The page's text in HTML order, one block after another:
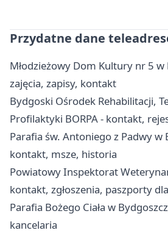
Przydatne dane
Młodzieżowy Dom Kultury nr 5 w
zajęcia, zapisy, kontakt
Bydgoski Ośrodek Rehabilitacji,
Profilaktyki BORPA - kontakt,
Parafia św. Antoniego z Padwy w
kontakt, msze, historia
Powiatowy Inspektorat
kontakt, zgłoszenia, paszporty
Parafia Bożego Ciała w
kancelaria